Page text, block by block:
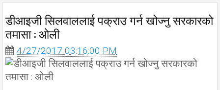
डीआइजी सिलवाललाई पक्राउ गर्न खोज्नु सरकारको
तमासा : ओली
4/27/2017 03:16:00 PM